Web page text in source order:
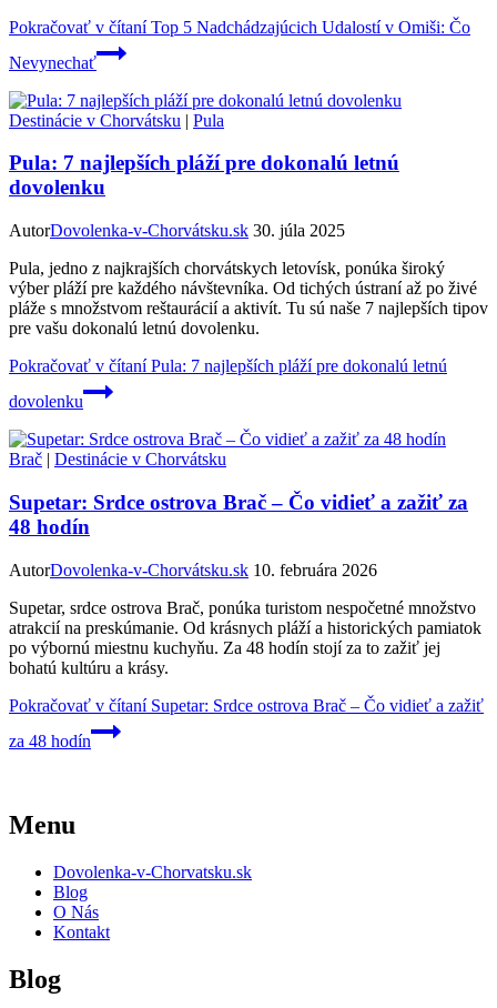
Pokračovať v čítaníTop 5 Nadchádzajúcich Udalostí v Omiši: Čo
Nevynechať
Destinácie v Chorvátsku | Pula
Pula: 7 najlepších pláží pre dokonalú letnú
dovolenku
AutorDovolenka-v-Chorvátsku.sk 30. júla 2025
Pula, jedno z najkrajších chorvátskych letovísk, ponúka široký
výber pláží pre každého návštevníka. Od tichých ústraní až po živé
pláže s množstvom reštaurácií a aktivít. Tu sú naše 7 najlepších tipov
pre vašu dokonalú letnú dovolenku.
Pokračovať v čítaníPula: 7 najlepších pláží pre dokonalú letnú
dovolenku
Brač | Destinácie v Chorvátsku
Supetar: Srdce ostrova Brač – Čo vidieť a zažiť za
48 hodín
AutorDovolenka-v-Chorvátsku.sk 10. februára 2026
Supetar, srdce ostrova Brač, ponúka turistom nespočetné množstvo
atrakcií na preskúmanie. Od krásnych pláží a historických pamiatok
po výbornú miestnu kuchyňu. Za 48 hodín stojí za to zažiť jej
bohatú kultúru a krásy.
Pokračovať v čítaníSupetar: Srdce ostrova Brač – Čo vidieť a zažiť
za 48 hodín
Menu
Dovolenka-v-Chorvatsku.sk
Blog
O Nás
Kontakt
Blog